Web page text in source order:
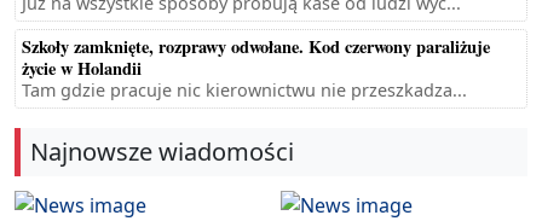
Szkoły zamknięte, rozprawy odwołane. Kod czerwony paraliżuje
życie w Holandii
Tam gdzie pracuje nic kierownictwu nie przeszkadza...
Najnowsze wiadomości